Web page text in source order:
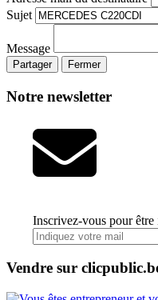
Sujet
Message
Partager Fermer
Notre newsletter
Inscrivez-vous pour être
Vendre sur